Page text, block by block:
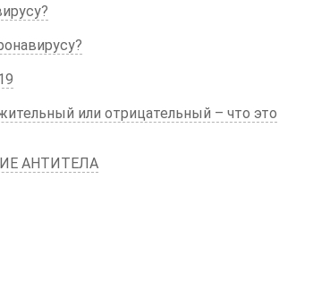
или отрицательный – что это
АНТИТЕЛА